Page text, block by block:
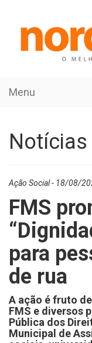
Menu
Notícias
Ação Social - 18/08/
FMS
para
de rua
A ação é fruto
FMS e diversos
Pública dos
Municipal de